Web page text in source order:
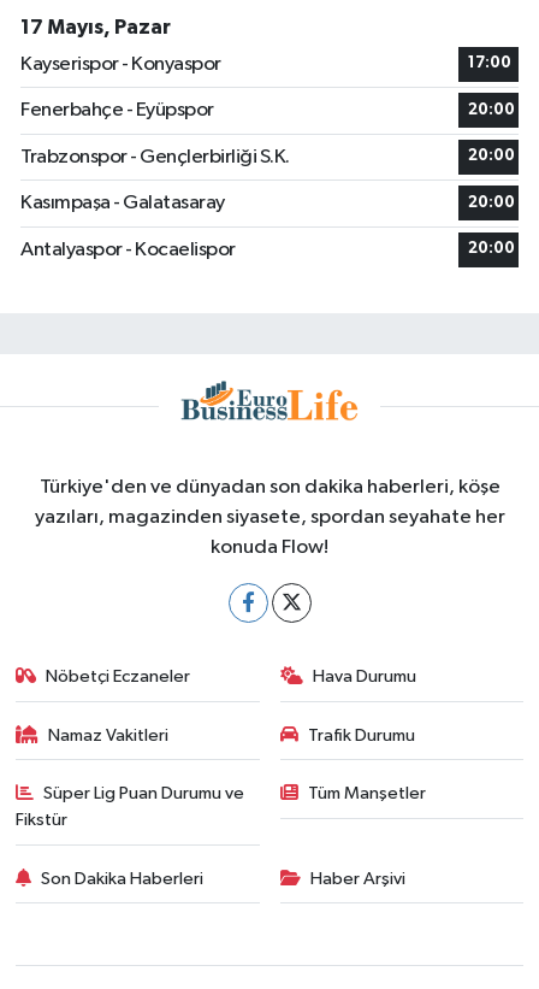
17 Mayıs, Pazar
Kayserispor - Konyaspor
17:00
Fenerbahçe - Eyüpspor 20:00
Trabzonspor - Gençlerbirliği S.K. 20:00
Kasımpaşa - Galatasaray 20:00
Antalyaspor - Kocaelispor 20:00
Türkiye'den ve dünyadan son dakika haberleri, köşe
yazıları, magazinden siyasete, spordan seyahate her
konuda Flow!
Nöbetçi Eczaneler Hava Durumu
Namaz Vakitleri Trafik Durumu
Süper Lig Puan Durumu ve
Fikstür
Tüm Manşetler
Son Dakika Haberleri Haber Arşivi